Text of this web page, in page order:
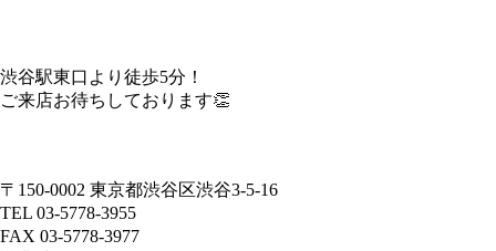
渋谷駅東口より徒歩5分！
ご来店お待ちしております👏
〒150-0002 東京都渋谷区渋谷3-5-16
TEL 03-5778-3955
FAX 03-5778-3977